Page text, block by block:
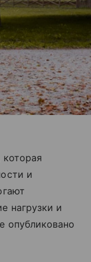
которая
и
нагрузки и
опубликовано